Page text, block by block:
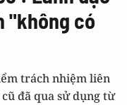
"không có
trách nhiệm liên
đã qua sử dụng từ